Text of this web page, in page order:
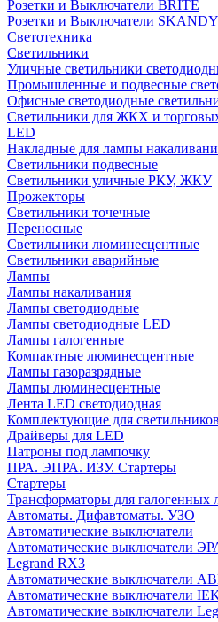
Розетки и Выключатели BRITE
Розетки и Выключатели SKANDY
Светотехника
Светильники
Уличные светильники
Промышленные и подвесные
Офисные светодиодные
Светильники для ЖКХ и
LED
Накладные для лампы
Светильники подвесные
Светильники уличные РКУ, ЖКУ
Прожекторы
Cветильники точечные
Переносные
Светильники люминесцентные
Светильники аварийные
Лампы
Лампы накаливания
Лампы светодиодные
Лампы светодиодные LED
Лампы галогенные
Компактные люминесцентные
Лампы газоразрядные
Лампы люминесцентные
Лента LED светодиодная
Комплектующие для светильников
Драйверы для LED
Патроны под лампочку
ПРА. ЭПРА. ИЗУ. Стартеры
Стартеры
Трансформаторы для галогенных
Автоматы. Дифавтоматы. УЗО
Автоматические выключатели
Автоматические выключатели
Legrand RX3
Автоматические выключатели
Автоматические выключатели
Автоматические выключатели